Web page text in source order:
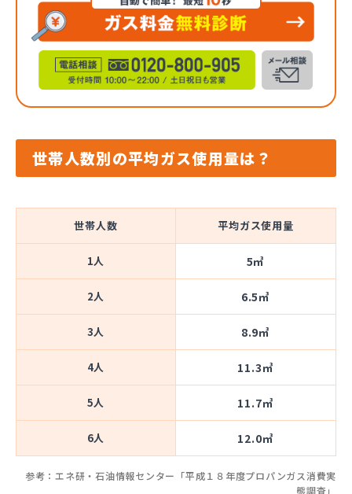
世帯人数別の平均ガス使用量は？
世帯人数 平均ガス使用量
1人 5㎥
2人 6.5㎥
3人 8.9㎥
4人 11.3㎥
5人 11.7㎥
6人 12.0㎥
参考：エネ研・石油情報センター「平成１８年度プロパンガス消費実
態調査」